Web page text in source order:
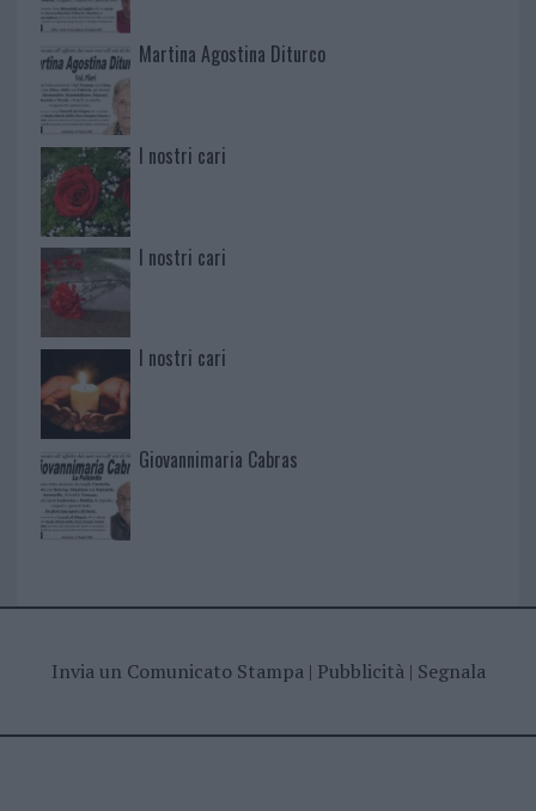
Martina Agostina Diturco
I nostri cari
I nostri cari
I nostri cari
Giovannimaria Cabras
Invia un Comunicato Stampa| Pubblicità| Segnala